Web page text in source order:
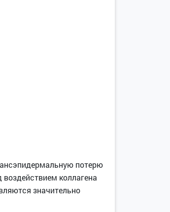
потерю
коллагена
значительно